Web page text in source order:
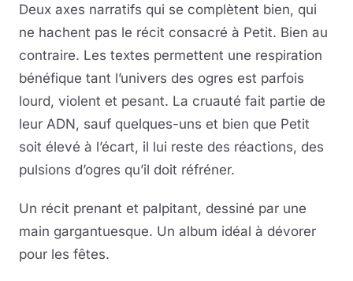
Deux axes narratifs qui se complètent bien, qui
ne hachent pas le récit consacré à Petit. Bien au
contraire. Les textes permettent une respiration
bénéfique tant l’univers des ogres est parfois
lourd, violent et pesant. La cruauté fait partie de
leur ADN, sauf quelques-uns et bien que Petit
soit élevé à l’écart, il lui reste des réactions, des
pulsions d’ogres qu’il doit réfréner.
Un récit prenant et palpitant, dessiné par une
main gargantuesque. Un album idéal à dévorer
pour les fêtes.